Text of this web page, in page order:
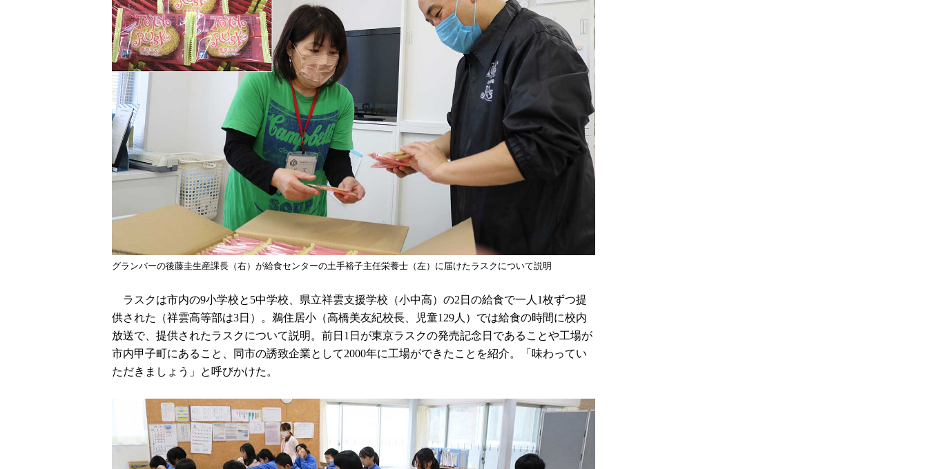
グランバーの後藤圭生産課長（右）が給食センターの土手裕子主任栄養士（左）に届けたラスクについて説明
ラスクは市内の9小学校と5中学校、県立祥雲支援学校（小中高）の2日の給食で一人1枚ずつ提
供された（祥雲高等部は3日）。鵜住居小（高橋美友紀校長、児童129人）では給食の時間に校内
放送で、提供されたラスクについて説明。前日1日が東京ラスクの発売記念日であることや工場が
市内甲子町にあること、同市の誘致企業として2000年に工場ができたことを紹介。「味わってい
ただきましょう」と呼びかけた。